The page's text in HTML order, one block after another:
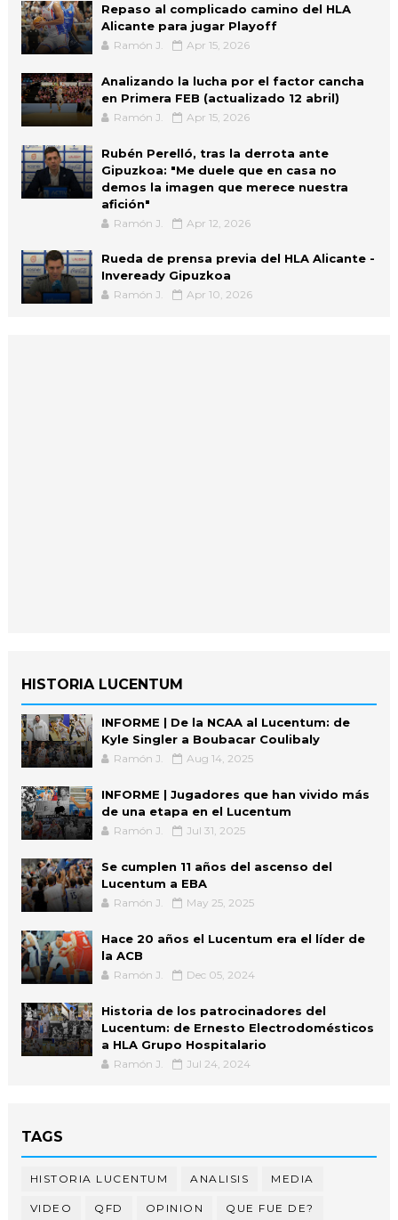
Repaso al complicado camino del HLA
Alicante para jugar Playoff
Ramón J. Apr 15, 2026
Analizando la lucha por el factor cancha
en Primera FEB (actualizado 12 abril)
Ramón J. Apr 15, 2026
Rubén Perelló, tras la derrota ante
Gipuzkoa: "Me duele que en casa no
demos la imagen que merece nuestra
afición"
Ramón J. Apr 12, 2026
Rueda de prensa previa del HLA Alicante -
Inveready Gipuzkoa
Ramón J. Apr 10, 2026
HISTORIA LUCENTUM
INFORME | De la NCAA al Lucentum: de
Kyle Singler a Boubacar Coulibaly
Ramón J. Aug 14, 2025
INFORME | Jugadores que han vivido más
de una etapa en el Lucentum
Ramón J. Jul 31, 2025
Se cumplen 11 años del ascenso del
Lucentum a EBA
Ramón J. May 25, 2025
Hace 20 años el Lucentum era el líder de
la ACB
Ramón J. Dec 05, 2024
Historia de los patrocinadores del
Lucentum: de Ernesto Electrodomésticos
a HLA Grupo Hospitalario
Ramón J. Jul 24, 2024
TAGS
HISTORIA LUCENTUM ANALISIS MEDIA
VIDEO QFD OPINION QUE FUE DE?